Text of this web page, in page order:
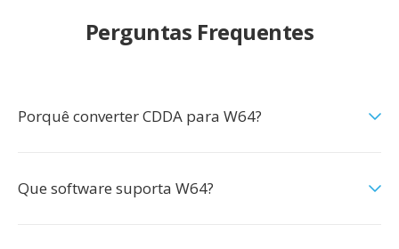
Perguntas Frequentes
Porquê converter CDDA para W64?
Que software suporta W64?